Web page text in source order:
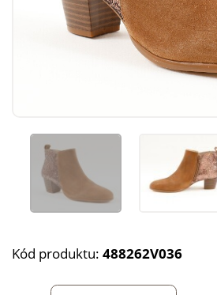
Kód produktu: 488262V036